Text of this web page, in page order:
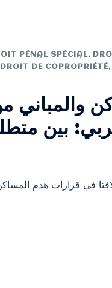
PÉNAL SPÉCIAL,
DROIT DE COPROPRIÉTÉ,
بين
في قرارات هدم